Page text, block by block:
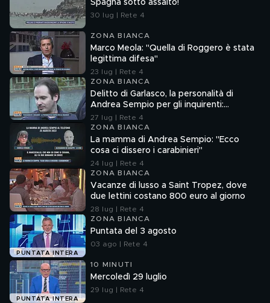
Spagna sotto assalto!
30 lug | Rete 4
ZONA BIANCA
Marco Meola: "Quella di Roggero è stata
legittima difesa"
23 lug | Rete 4
ZONA BIANCA
Delitto di Garlasco, la personalità di
Andrea Sempio per gli inquirenti:
"Ossessionato e bugiardo"
27 lug | Rete 4
ZONA BIANCA
La mamma di Andrea Sempio: "Ecco
cosa ci dissero i carabinieri"
24 lug | Rete 4
ZONA BIANCA
Vacanze di lusso a Saint Tropez, dove
due lettini costano 800 euro al giorno
28 lug | Rete 4
PUNTATA INTERA
ZONA BIANCA
Puntata del 3 agosto
03 ago | Rete 4
PUNTATA INTERA
10 MINUTI
Mercoledì 29 luglio
29 lug | Rete 4